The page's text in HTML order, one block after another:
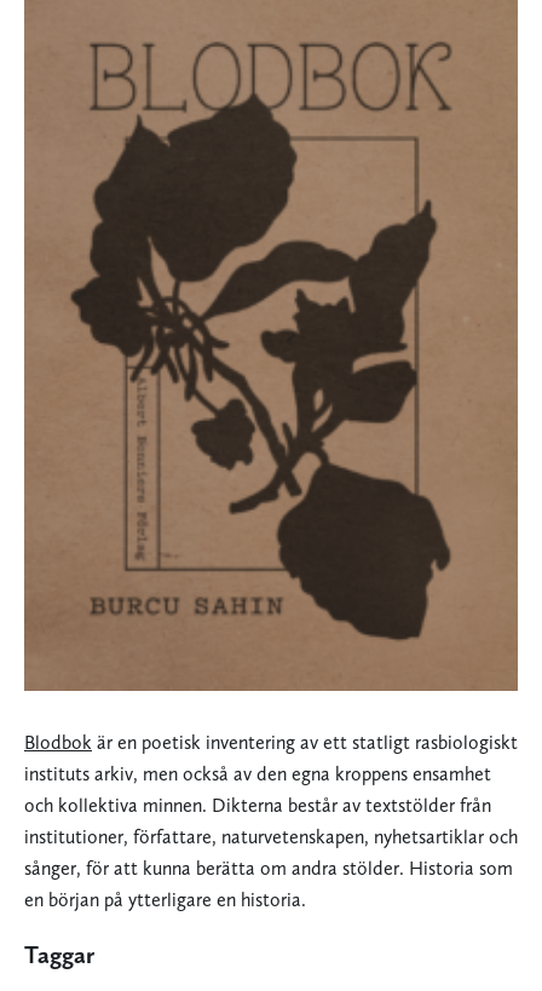
Blodbok är en poetisk inventering av ett statligt rasbiologiskt
instituts arkiv, men också av den egna kroppens ensamhet
och kollektiva minnen. Dikterna består av textstölder från
institutioner, författare, naturvetenskapen, nyhetsartiklar och
sånger, för att kunna berätta om andra stölder. Historia som
en början på ytterligare en historia.
Taggar